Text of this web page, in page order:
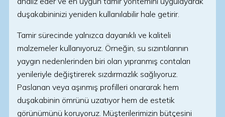
duşakabininizi yeniden kullanılabilir hale getirir.
Tamir sürecinde yalnızca dayanıklı ve kaliteli
malzemeler kullanıyoruz. Örneğin, su sızıntılarının
yaygın nedenlerinden biri olan yıpranmış contaları
yenileriyle değiştirerek sızdırmazlık sağlıyoruz.
Paslanan veya aşınmış profilleri onararak hem
duşakabinin ömrünü uzatıyor hem de estetik
görünümünü koruyoruz. Müşterilerimizin bütçesini